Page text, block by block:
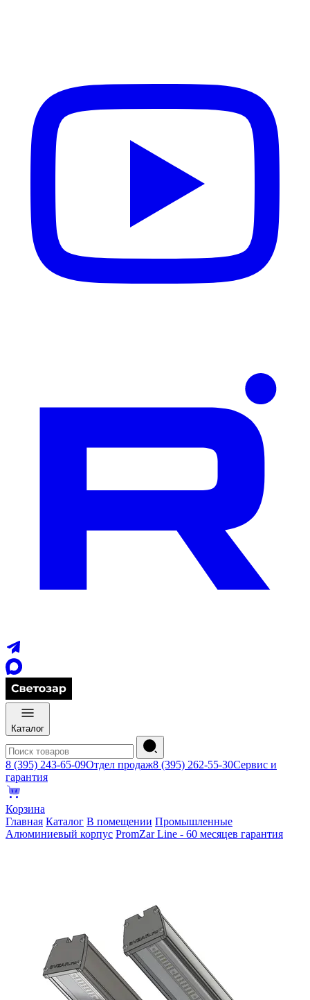
Каталог
8 (395) 243-65-09Отдел продаж8 (395) 262-55-30Сервис и
гарантия
Корзина
Главная Каталог В помещении Промышленные
Алюминиевый корпус PromZar Line - 60 месяцев гарантия